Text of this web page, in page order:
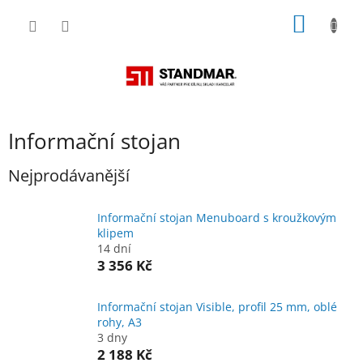
Informační stojan
Nejprodávanější
Informační stojan Menuboard s kroužkovým
klipem
14 dní
3 356 Kč
Informační stojan Visible, profil 25 mm, oblé
rohy, A3
3 dny
2 188 Kč